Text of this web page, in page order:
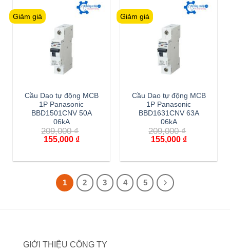
Giảm giá
Cầu Dao tự động MCB
1P Panasonic
BBD1501CNV 50A
06kA
209,000₫
Giá
209,000 ₫.
155,000 ₫Giá
là:
155,000 ₫.
Giảm giá
Cầu Dao tự động MCB
1P Panasonic
BBD1631CNV 63A
06kA
209,000₫
Giá
209,000 ₫.
155,000 ₫Giá
là:
1
2 3 4 5
GIỚI THIỆU CÔNG TY